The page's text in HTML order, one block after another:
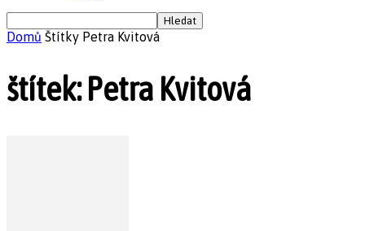
Domů Štítky Petra Kvitová
štítek: Petra Kvitová